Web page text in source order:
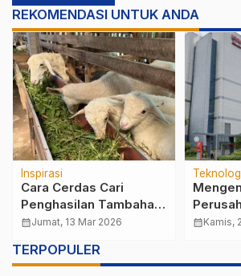
REKOMENDASI UNTUK ANDA
Inspirasi
Cara Cerdas Cari
Penghasilan Tambahan
Tanpa Harus Resign
calendar_monthJumat, 13 Mar 2026 calendar_monthKamis,
TERPOPULER